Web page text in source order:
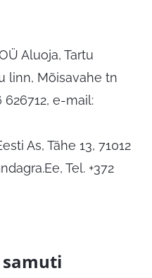
Aluoja, Tartu
linn, Mõisavahe tn
626712, e-mail:
As, Tähe 13, 71012
, Tel. +372